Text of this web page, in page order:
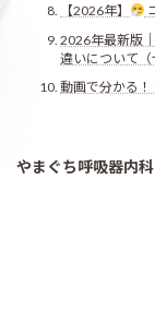
【2026年】
2026年最新版
違いについて（
動画で分かる
やまぐち呼吸器内